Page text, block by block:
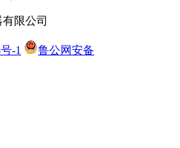
限公司
-1
鲁公网安备